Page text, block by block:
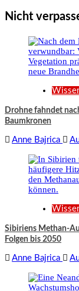
Nicht
Drohne fahndet
Baumkronen
Anne Bajrica
Sibiriens Methan-
Folgen bis 2050
Anne Bajrica